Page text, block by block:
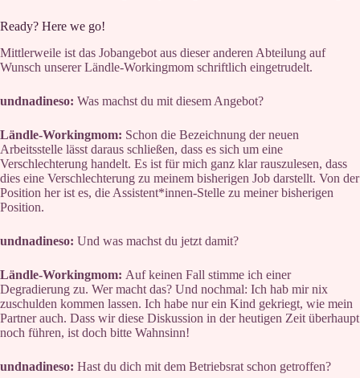
Ready? Here we go!
Mittlerweile ist das Jobangebot aus dieser anderen Abteilung auf
Wunsch unserer Ländle-Workingmom schriftlich eingetrudelt.
undnadineso: Was machst du mit diesem Angebot?
Ländle-Workingmom: Schon die Bezeichnung der neuen
Arbeitsstelle lässt daraus schließen, dass es sich um eine
Verschlechterung handelt. Es ist für mich ganz klar rauszulesen, dass
dies eine Verschlechterung zu meinem bisherigen Job darstellt. Von der
Position her ist es, die Assistent*innen-Stelle zu meiner bisherigen
Position.
undnadineso: Und was machst du jetzt damit?
Ländle-Workingmom: Auf keinen Fall stimme ich einer
Degradierung zu. Wer macht das? Und nochmal: Ich hab mir nix
zuschulden kommen lassen. Ich habe nur ein Kind gekriegt, wie mein
Partner auch. Dass wir diese Diskussion in der heutigen Zeit überhaupt
noch führen, ist doch bitte Wahnsinn!
undnadineso: Hast du dich mit dem Betriebsrat schon getroffen?